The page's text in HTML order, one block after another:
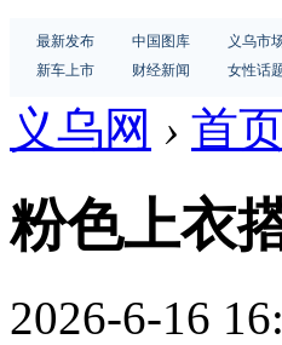
最新发布 中国图库 义乌市
新车上市
财经新闻 女性话
义乌网 › 首
粉色上衣
2026-6-16